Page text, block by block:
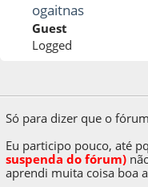
ogaitnas
Guest
Logged
Só para dizer que o
Eu participo pouco, até p
suspenda do fórum)
aprendi muita coisa boa